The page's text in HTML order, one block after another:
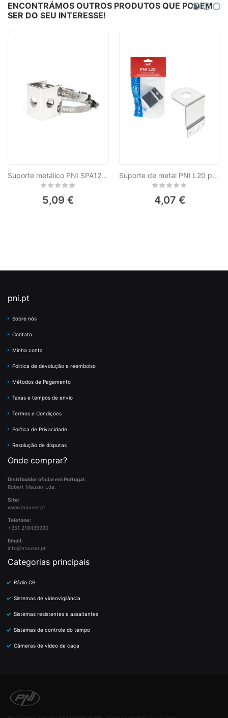
ENCONTRÁMOS OUTROS PRODUTOS QUE PODEM
SER DO SEU INTERESSE!
Suporte metálico PNI SPA125, com braçadeira metálica, para montagem da antena na barra transversal
Rating:
5,09 €
Suporte de metal PNI L20 para montagem da antena de rádio CB na cúpula
Rating:
4,07 €
pni.pt
Sobre nós
Contato
Minha conta
Política de devolução e reembolso
Métodos de Pagamento
Taxas e tempos de envio
Termos e Condições
Política de Privacidade
Resolução de disputas
Onde comprar?
Distribuidor oficial em Portugal:
Robert Mauser Lda.
Site:
www.mauser.pt
Telefone:
+351 218435990
Email:
info@mauser.pt
Categorias principais
Rádio CB
Sistemas de videovigilância
Sistemas resistentes a assaltantes
Sistemas de controle do tempo
Câmeras de vídeo de caça